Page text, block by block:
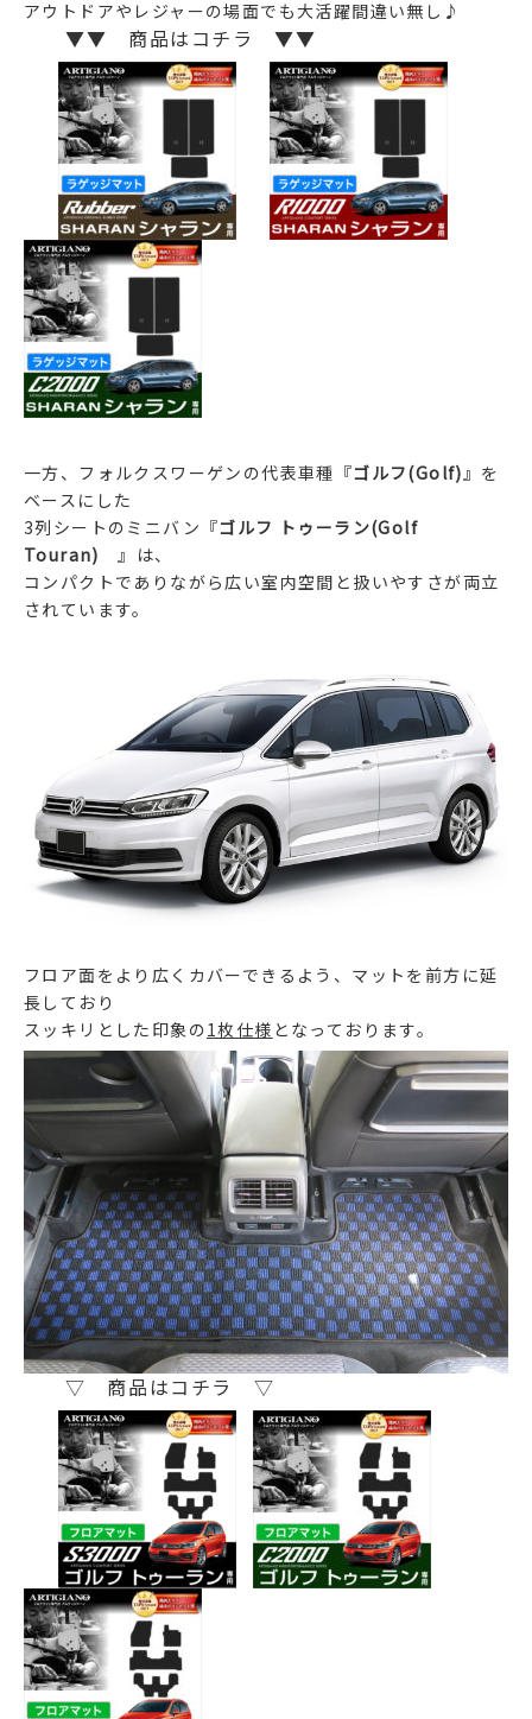
アウトドアやレジャーの場面でも大活躍間違い無し♪
▼▼ 商品はコチラ ▼▼
一方、フォルクスワーゲンの代表車種『ゴルフ(Golf) 』を
ベースにした
3列シートのミニバン『ゴルフ トゥーラン(Golf
Touran) 』は、
コンパクトでありながら広い室内空間と扱いやすさが両立
されています。
フロア面をより広くカバーできるよう、マットを前方に延
長しており
スッキリとした印象の1枚仕様 となっております。
▽ 商品はコチラ ▽